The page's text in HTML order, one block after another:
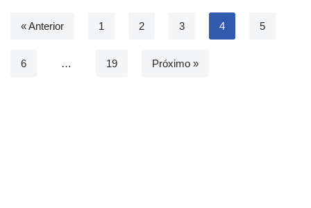
« Anterior 1 2 3 4 5
6 … 19 Próximo »